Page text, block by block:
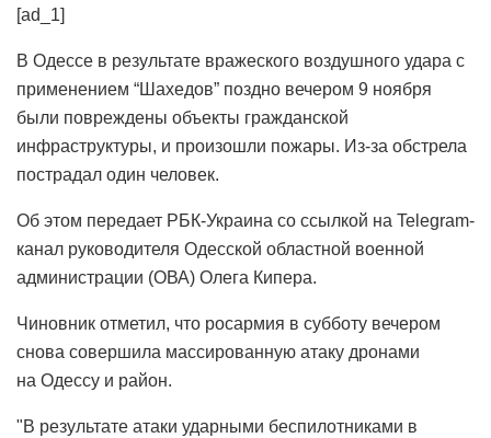
[ad_1]
В Одессе в результате вражеского воздушного удара с
применением “Шахедов” поздно вечером 9 ноября
были повреждены объекты гражданской
инфраструктуры, и произошли пожары. Из-за обстрела
пострадал один человек.
Об этом передает РБК-Украина со ссылкой на Telegram-
канал руководителя Одесской областной военной
администрации (ОВА) Олега Кипера.
Чиновник отметил, что росармия в субботу вечером
снова совершила массированную атаку дронами
на Одессу и район.
"В результате атаки ударными беспилотниками в